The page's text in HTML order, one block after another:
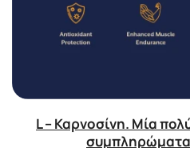
L – Καρνοσίνη. Μία